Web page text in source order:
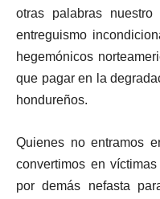
otras palabras
entreguismo
hegemónicos
que pagar en la
hondureños.
Quienes no entramos
convertimos en
por demás nefasta